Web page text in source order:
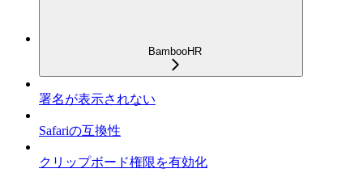
BambooHR
署名が表示されない
Safariの互換性
クリップボード権限を有効化